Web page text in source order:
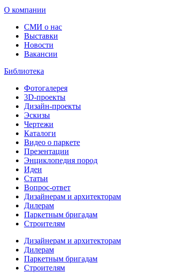
О компании
СМИ о нас
Выставки
Новости
Вакансии
Библиотека
Фотогалерея
3D-проекты
Дизайн-проекты
Эскизы
Чертежи
Каталоги
Видео о паркете
Презентации
Энциклопедия пород
Идеи
Статьи
Вопрос-ответ
Дизайнерам и архитекторам
Дилерам
Паркетным бригадам
Строителям
Дизайнерам и архитекторам
Дилерам
Паркетным бригадам
Строителям